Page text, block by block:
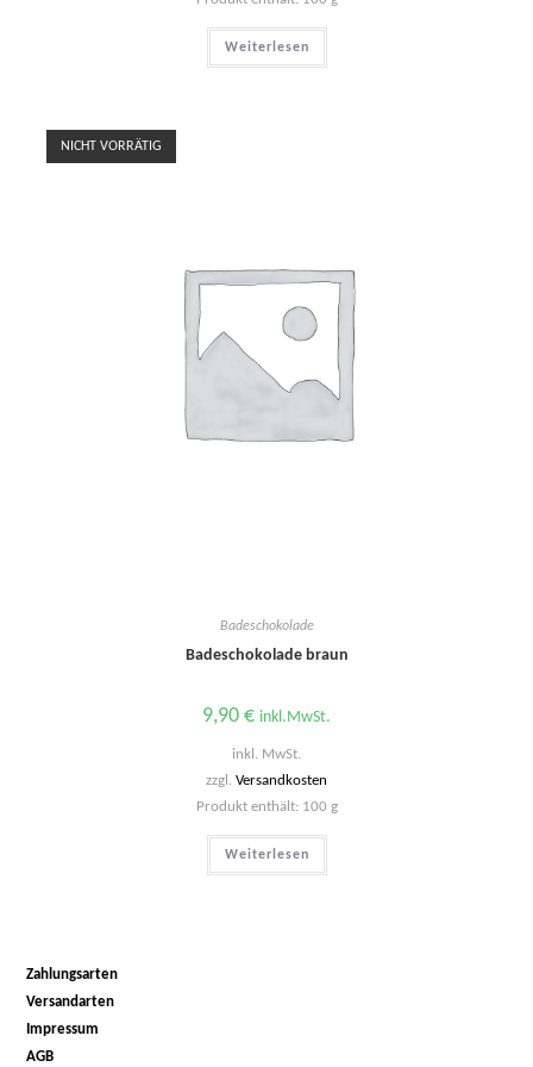
Weiterlesen
NICHT VORRÄTIG
Badeschokolade
Badeschokolade braun
9,90 € inkl.MwSt.
inkl. MwSt.
zzgl. Versandkosten
Produkt enthält: 100 g
Weiterlesen
Zahlungsarten
Versandarten
Impressum
AGB